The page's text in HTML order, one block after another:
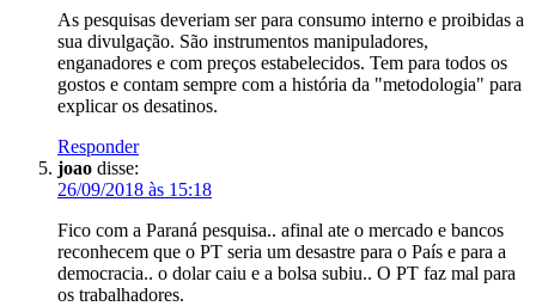
As pesquisas deveriam ser para consumo interno e proibidas a
sua divulgação. São instrumentos manipuladores,
enganadores e com preços estabelecidos. Tem para todos os
gostos e contam sempre com a história da "metodologia" para
explicar os desatinos.
Responder
joao disse:
26/09/2018 às 15:18
Fico com a Paraná pesquisa.. afinal ate o mercado e bancos
reconhecem que o PT seria um desastre para o País e para a
democracia.. o dolar caiu e a bolsa subiu.. O PT faz mal para
os trabalhadores.